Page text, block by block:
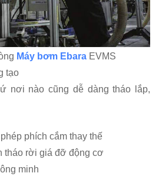
Máy bơm Ebara EVMS
tạo
nơi nào cũng dễ dàng tháo lắp,
phích cắm thay thế
tháo rời giá đỡ động cơ
minh